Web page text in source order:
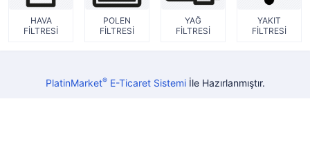
HAVA
FİLTRESİ
POLEN
FİLTRESİ
YAĞ
FİLTRESİ
YAKIT
FİLTRESİ
PlatinMarket®E-Ticaret Sistemiİle Hazırlanmıştır.